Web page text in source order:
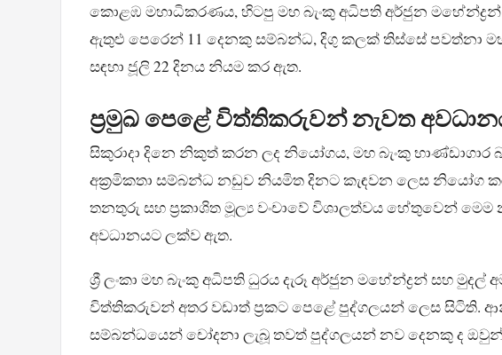
කොළඹ මහාධිකරණය, හිටපු මහ බැංකු අධිපති අර්ජුන
ඇතුළු පෙරෙන් 11 දෙනකු සම්බන්ධ, දිගු කලක් තිස්සේ පවත්නා මහ
සඳහා ජූලි 22 දිනය නියම කර ඇත.
ප්‍රමුඛ පෙළේ විත්තිකරුවන් නැවත
සිකුරාදා දිනෙ නිකුත් කරන ලද නියෝගය, මහ බැංකු
අක්‍රමිකතා සම්බන්ධ නඩුව නියමිත දිනට කැඳවන ලෙස නියෝග
තනතුරු සහ ප්‍රකාශිත මූල්‍ය වංචාවේ විශාලත්වය හේතුවෙන්
අවධානයට ලක්ව ඇත.
ශ්‍රී ලංකා මහ බැංකු අධිපති ධුරය දැරූ අර්ජුන මහේන්ද්‍රන් සහ
විත්තිකරුවන් අතර වඩාත් ප්‍රකට පෙළේ පුද්ගලයන් ලෙස සිටිති.
සම්බන්ධයෙන් චෝදනා ලැබූ තවත් පුද්ගලයන් නව දෙනකු ද